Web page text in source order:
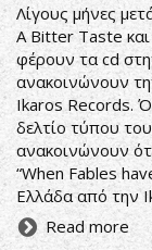
Λίγους μήνες
A Bitter Taste
φέρουν τα cd
ανακοινώνουν
Ikaros Records.
δελτίο τύπου
ανακοινώνουν
“When Fables
Ελλάδα από την
Read more